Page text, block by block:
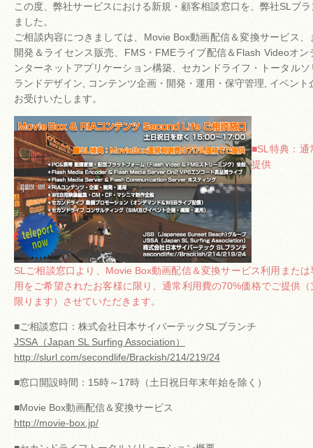
この度、弊社サービスにおける新規・顧客相談窓口を、弊社SLブ
ました。
ご相談内容につきましては、Movie Box動画配信＆変換サービス
開発＆ライセンス販売、FMS・FMEライブ配信＆Flash Videoオ
ンターネットアプリケーション構築、セカンドライフ・トータル
ランドデザイン, コンテンツ企画・開発・運用・保守管理, イベン
お受けいたします。
■SL特典：通
提供
SLご相談窓口より、Movie Box動画配信＆変換サービス利用また
用をご希望されたお客様に限り、通常利用費の70%価格でご提供
限ります）させていただきます。
■ご相談窓口：株式会社日本サイバーテックSLブランチ
JSSA（Japan SL Surfing Association）
http://slurl.com/secondlife/Brackish/214/219/24
■窓口開設時間：15時～17時（土日祝日年末年始を除く）
■Movie Box動画配信＆変換サービス
http://movie-box.jp/